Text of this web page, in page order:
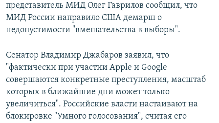
представитель МИД Олег Гаврилов сообщил, что
МИД России направило США демарш о
недопустимости "вмешательства в выборы".
Сенатор Владимир Джабаров заявил, что
"фактически при участии Apple и Google
совершаются конкретные преступления, масштаб
которых в ближайшие дни может только
увеличиться". Российские власти настаивают на
блокировке "Умного голосования", считая его